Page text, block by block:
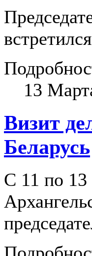
13
Визит
Беларусь
С 11 по 13